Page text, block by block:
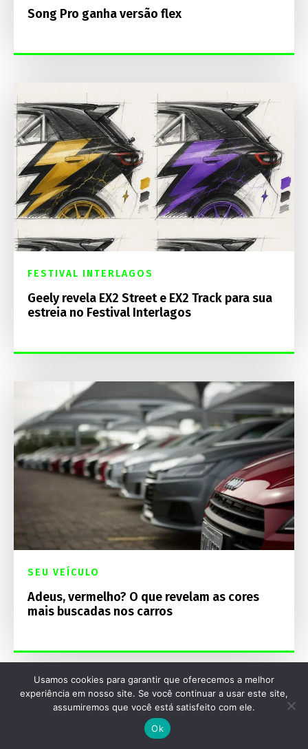
Song Pro ganha versão flex
FESTIVAL INTERLAGOS
Geely revela EX2 Street e EX2 Track para sua
estreia no Festival Interlagos
SEU VEÍCULO
Adeus, vermelho? O que revelam as cores
mais buscadas nos carros
Usamos cookies para garantir que oferecemos a melhor
experiência em nosso site. Se você continuar a usar este site,
assumiremos que você está satisfeito com ele.
Ok